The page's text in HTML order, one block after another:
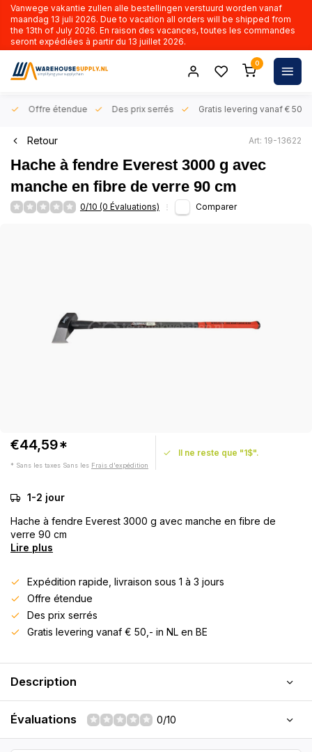
Vanwege vakantie zullen alle bestellingen verstuurd worden vanaf
maandag 13 juli 2026. Due to vacation all orders will be shipped from
the 13th of July 2026. En raison des vacances, toutes les commandes
seront expédiées à partir du 13 juillet 2026.
0
Offre étendue Des prix serrés Gratis levering vanaf € 50,-
Retour Art: 19-13622
Hache à fendre Everest 3000 g avec
manche en fibre de verre 90 cm
0/10 (0 Évaluations) Comparer
€44,59*
* Sans les taxes Sans les Frais d'expédition
Il ne reste que "1$".
1-2 jour
Hache à fendre Everest 3000 g avec manche en fibre de
verre 90 cm
Lire plus
Expédition rapide, livraison sous 1 à 3 jours
Offre étendue
Des prix serrés
Gratis levering vanaf € 50,- in NL en BE
Description
Évaluations 0/10